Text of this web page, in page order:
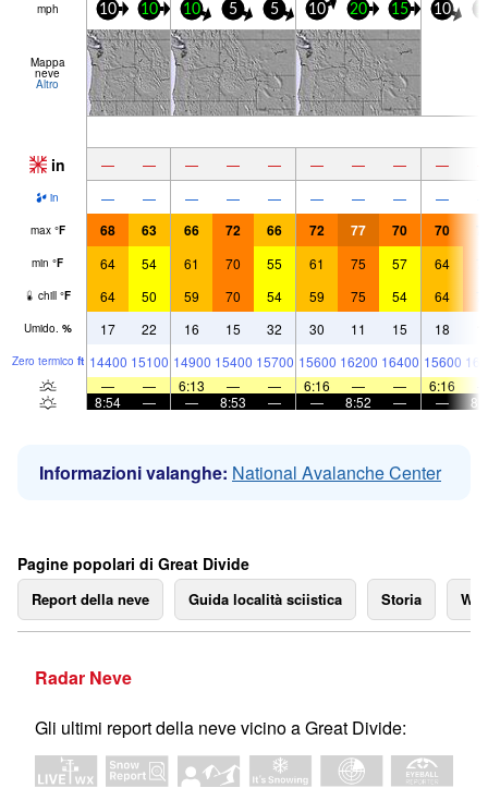
mph 10 10 10 5 5 10 20 15 10
Mappa
neve
Altro
in — — — — — — — — —
in — — — — — — — — —
max °F 68 63 66 72 66 72 77 70 70
min °F 64 54 61 70 55 61 75 57 64
chill °F 64 50 59 70 54 59 75 54 64
Umido. % 17 22 16 15 32 30 11 15 18
Zero termico ft 14400 15100 14900 15400 15700 15600 16200 16400 15600
—
— 6:13 — — 6:16 — — 6:16
8:54
— — 8:53 — — 8:52 — —
Informazioni valanghe: National Avalanche Center
Pagine popolari di Great Divide
Report della neve Guida località sciistica Storia
Radar Neve
Gli ultimi report della neve vicino a Great Divide: